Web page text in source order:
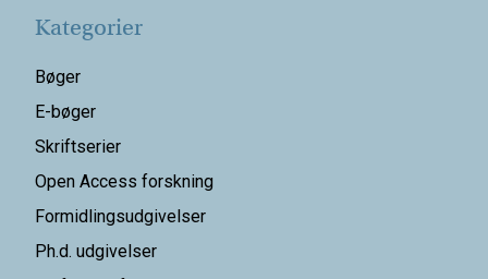
Kategorier
Bøger
E-bøger
Skriftserier
Open Access forskning
Formidlingsudgivelser
Ph.d. udgivelser